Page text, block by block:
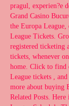
pragul, experien?e
Grand Casino
the Europa
League Tickets.
registered ticketing
tickets, whenever
home. Click to find
League tickets ,
more about buying
Related Posts.